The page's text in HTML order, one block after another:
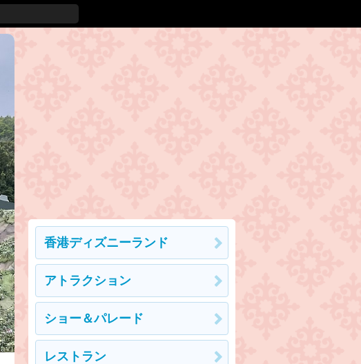
香港ディズニーランド
アトラクション
ショー＆パレード
レストラン